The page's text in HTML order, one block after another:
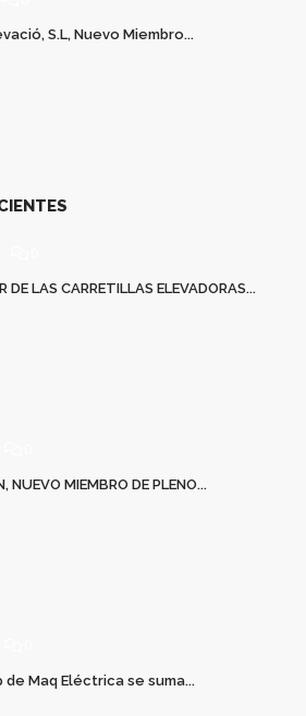
S.L, Nuevo Miembro...
DE LAS CARRETILLAS ELEVADORAS...
NUEVO MIEMBRO DE PLENO...
de Maq Eléctrica se suma...